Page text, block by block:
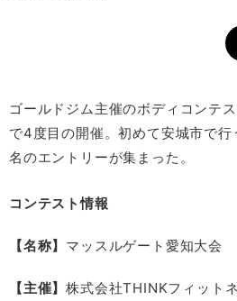
ゴールドジム主催のボディコンテ
で4度目の開催。初めて安城市で
名のエントリーが集まった。
コンテスト情報
【名称】 マッスルゲート愛知大会
【主催】株式会社THINKフィット